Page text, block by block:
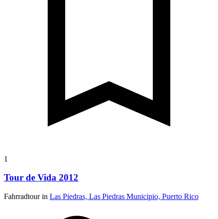
1
Tour de Vida 2012
Fahrradtour in Las Piedras, Las Piedras Municipio, Puerto Rico